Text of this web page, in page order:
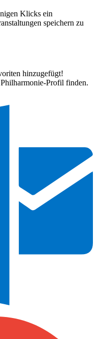
Klicks ein
speichern zu
hinzugefügt!
Profil finden.